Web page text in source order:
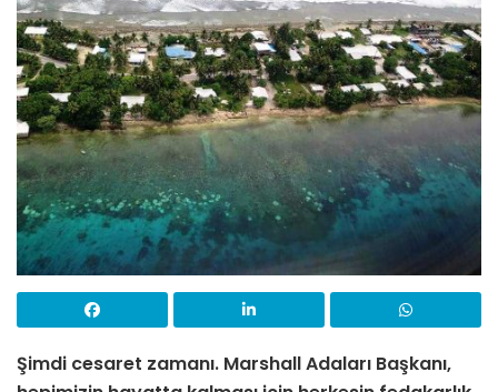
Şimdi cesaret zamanı. Marshall Adaları Başkanı,